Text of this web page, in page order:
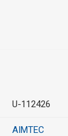
U-112426
AIMTEC